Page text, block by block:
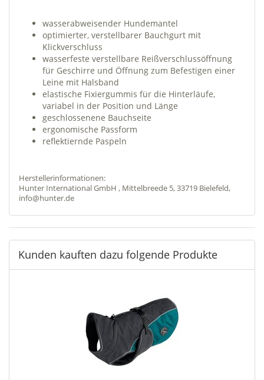
wasserabweisender Hundemantel
optimierter, verstellbarer Bauchgurt mit
Klickverschluss
wasserfeste verstellbare Reißverschlussöffnung
für Geschirre und Öffnung zum Befestigen einer
Leine mit Halsband
elastische Fixiergummis für die Hinterläufe,
variabel in der Position und Länge
geschlossenene Bauchseite
ergonomische Passform
reflektiernde Paspeln
Herstellerinformationen:
Hunter International GmbH , Mittelbreede 5, 33719 Bielefeld,
info@hunter.de
Kunden kauften dazu folgende Produkte